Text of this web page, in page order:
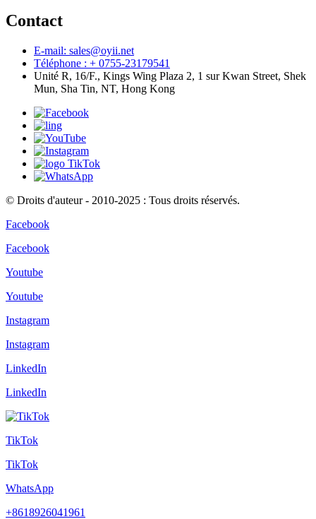
Contact
E-mail: sales@oyii.net
Téléphone : + 0755-23179541
Unité R, 16/F., Kings Wing Plaza 2, 1 sur Kwan Street, Shek
Mun, Sha Tin, NT, Hong Kong
© Droits d'auteur - 2010-2025 : Tous droits réservés.
Facebook
Facebook
Youtube
Youtube
Instagram
Instagram
LinkedIn
LinkedIn
TikTok
TikTok
WhatsApp
+8618926041961